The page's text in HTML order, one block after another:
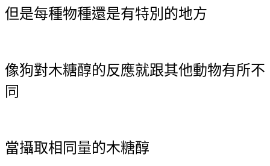
但是每種物種還是有特別的地方
像狗對木糖醇的反應就跟其他動物有所不
同
當攝取相同量的木糖醇